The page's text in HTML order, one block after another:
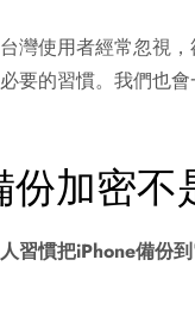
灣使用者經常忽視，
要的習慣。我們也
份加密
習慣把iPhone備份